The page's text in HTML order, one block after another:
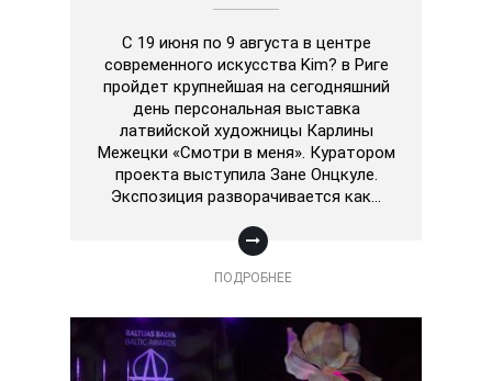
С 19 июня по 9 августа в центре
современного искусства Kim? в Риге
пройдет крупнейшая на сегодняшний
день персональная выставка
латвийской художницы Карлины
Межецки «Смотри в меня». Куратором
проекта выступила Зане Онцкуле.
Экспозиция разворачивается как…
ПОДРОБНЕЕ